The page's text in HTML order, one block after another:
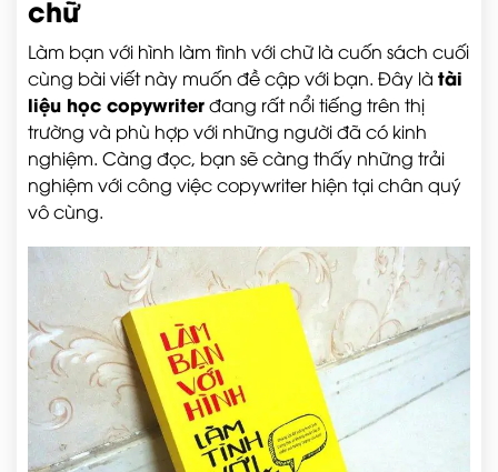
chữ
Làm bạn với hình làm tình với chữ là cuốn sách cuối
cùng bài viết này muốn đề cập với bạn. Đây là tài
liệu học copywriterđang rất nổi tiếng trên thị
trường và phù hợp với những người đã có kinh
nghiệm. Càng đọc, bạn sẽ càng thấy những trải
nghiệm với công việc copywriter hiện tại chân quý
vô cùng.